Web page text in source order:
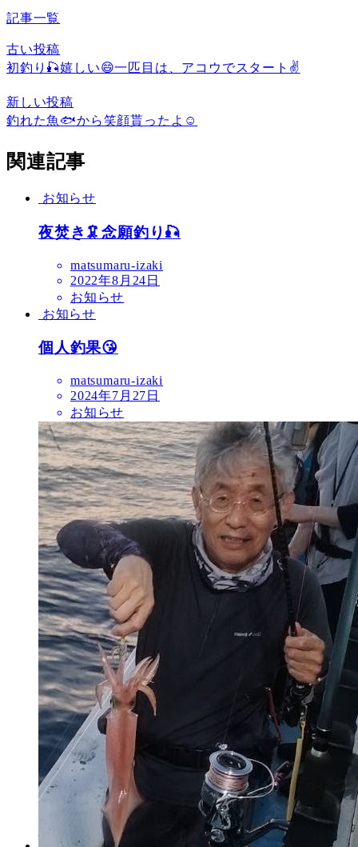
記事一覧
古い投稿
初釣り🎣嬉しい😄一匹目は、アコウでスタート✌️
新しい投稿
釣れた魚🐟から笑顔貰ったよ☺️
関連記事
お知らせ
夜焚き🦑念願釣り🎣
matsumaru-izaki
2022年8月24日
お知らせ
お知らせ
個人釣果😘
matsumaru-izaki
2024年7月27日
お知らせ